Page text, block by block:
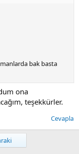
bak basta
ona
teşekkürler.
Cevapla